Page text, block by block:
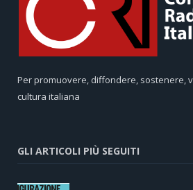
Per promuovere, diffondere, sostenere,
cultura italiana
GLI ARTICOLI PIÙ SEGUITI